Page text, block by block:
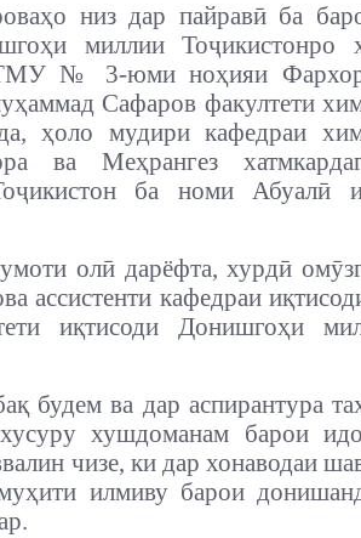
низ дар пайравӣ ба
миллии Тоҷикистонро
№ 3-юми ноҳияи
Сафаров факултети
ҳоло мудири кафедраи
ва Меҳрангез
ба номи Абуалӣ
олӣ дарёфта, хурдӣ
ассистенти кафедраи
иқтисоди Донишгоҳи
будем ва дар аспирантура
хушдоманам барои
чизе, ки дар хонаводаи
илмиву барои